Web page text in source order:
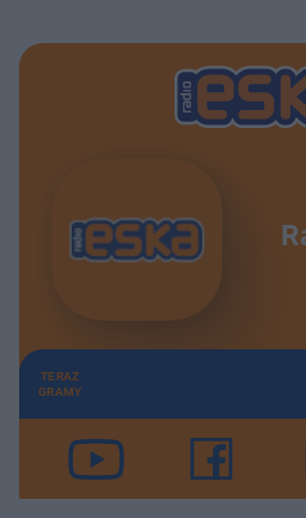
TERAZ
GRAMY